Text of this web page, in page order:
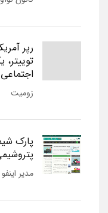
رپر
زومیت
پارک
مدیر اینفو